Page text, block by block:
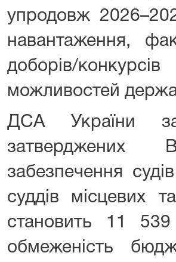
упродовж
навантаження,
доборів/
можливостей
ДСА України
затверджених
забезпечення
суддів місцевих
становить 11
обмеженість